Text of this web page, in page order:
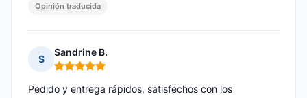
Opinión traducida
S
Sandrine B.
Nota: 5 de 5
Pedido y entrega rápidos, satisfechos con los